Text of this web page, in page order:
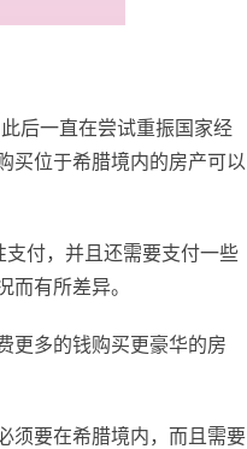
后一直在尝试重振国家经
买位于希腊境内的房产可以
付，并且还需要支付一些
有所差异。
更多的钱购买更豪华的房
须要在希腊境内，而且需要